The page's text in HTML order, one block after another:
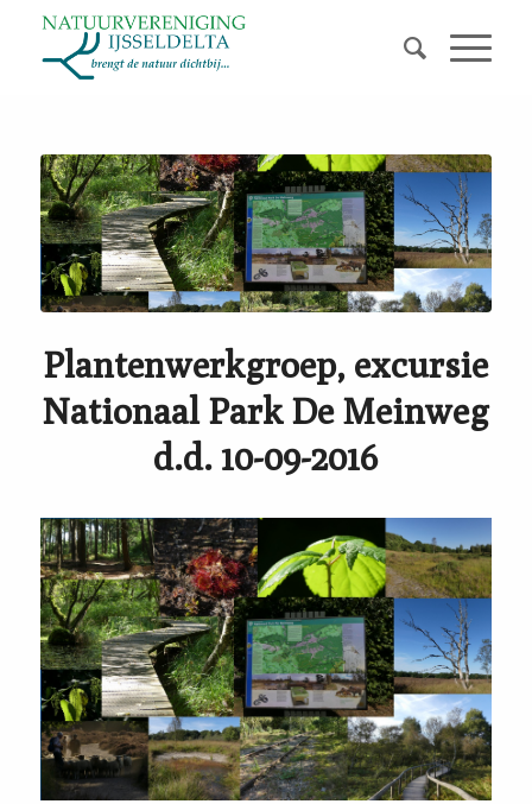
Plantenwerkgroep, excursie
Nationaal Park De Meinweg
d.d. 10-09-2016